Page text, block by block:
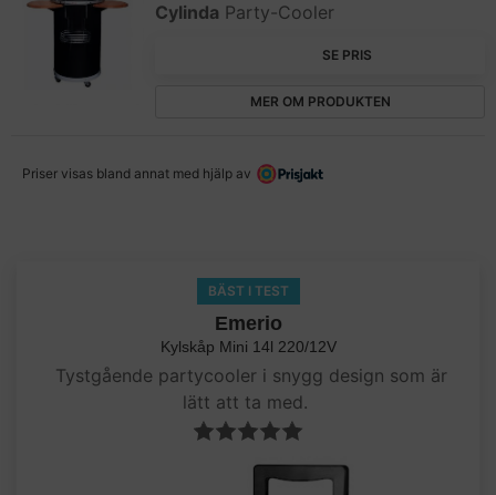
Cylinda Party-Cooler
SE PRIS
MER OM PRODUKTEN
Priser visas bland annat med hjälp av
BÄST I TEST
Emerio
Kylskåp Mini 14l 220/12V
Tystgående partycooler i snygg design som är
lätt att ta med.